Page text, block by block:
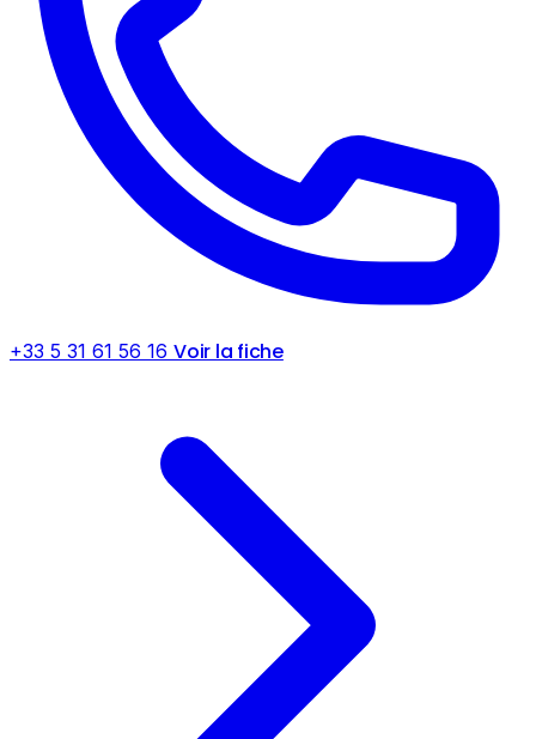
+33 5 31 61 56 16 Voir la fiche